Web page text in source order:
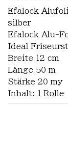
Efalock
silber
Efalock Alu-
Ideal
Breite 12 cm
Länge 50 m
Stärke 20 my
Inhalt: 1 Rolle